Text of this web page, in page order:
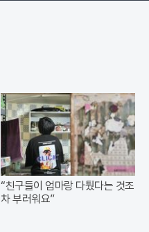
“친구들이 엄마랑 다퉜다는 것조
차 부러워요”